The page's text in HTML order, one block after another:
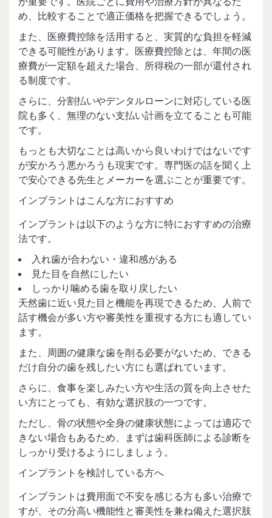
め、比較することで適正価格を把握できるでしょう。
また、医療費控除を活用すると、実質的な負担を軽減
できる可能性があります。医療費控除とは、年間の医
療費が一定額を超えた場合、所得税の一部が還付され
る制度です。
さらに、分割払いやデンタルローンに対応している医
院も多く、無理のない支払い計画を立てることも可能
です。
もっとも大切なことは高いから良いわけではないです
が安かろう悪かろうも現実です。専門医の話を聞く上
で安心できる先生とメーカーを選ぶことが重要です。
インプラントはこんな方におすすめ
インプラントは以下のような方に特におすすめの治療
法です。
入れ歯が合わない・違和感がある
見た目を自然にしたい
しっかり噛める歯を取り戻したい
天然歯に近い見た目と機能を再現できるため、人前で
話す機会が多い方や審美性を重視する方にも適してい
ます。
また、周囲の健康な歯を削る必要がないため、できる
だけ自分の歯を残したい方にも選ばれています。
さらに、食事を楽しみたい方や生活の質を向上させた
い方にとっても、有効な選択肢の一つです。
ただし、骨の状態や全身の健康状態によっては適応で
きない場合もあるため、まずは歯科医師による診断を
しっかり受けるようにしましょう。
インプラントを検討している方へ
インプラントは費用面で不安を感じる方も多い治療で
すが、その分高い機能性と審美性を兼ね備えた選択肢